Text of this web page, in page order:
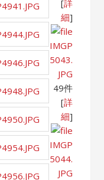
[詳
細]
IMGP
5043.
JPG
49件
[詳
細]
IMGP
5044.
JPG